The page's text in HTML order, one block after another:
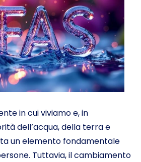
in cui viviamo e, in
dell’acqua, della terra e
un elemento fondamentale
Tuttavia, il cambiamento